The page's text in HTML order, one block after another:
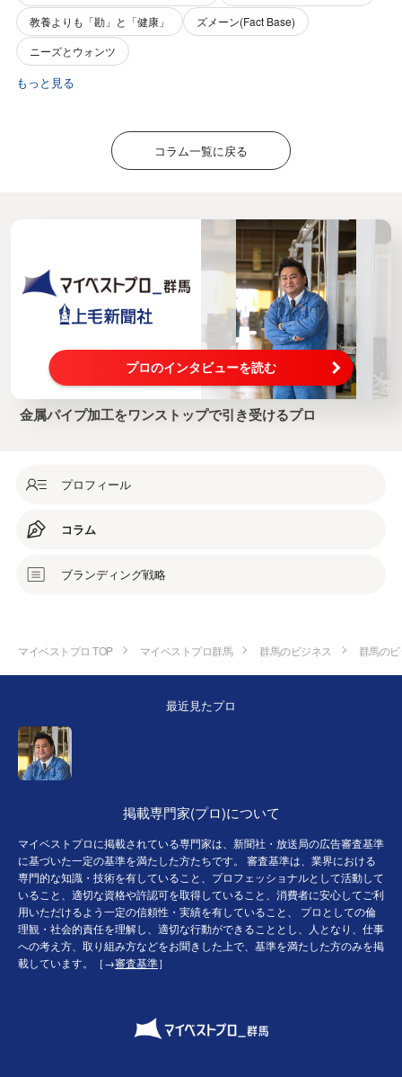
教養よりも「勘」と「健康」
ズメーン(Fact Base)
ニーズとウォンツ
もっと見る
コラム一覧に戻る
プロのインタビューを読む
金属パイプ加工をワンストップで引き受けるプロ
プロフィール
コラム
ブランディング戦略
マイベストプロ TOP マイベストプロ群馬 群馬のビジネス 群馬の
最近見たプロ
掲載専門家(プロ)について
マイベストプロに掲載されている専門家は、新聞社・放送局の広告審査基準
に基づいた一定の基準を満たした方たちです。 審査基準は、業界における
専門的な知識・技術を有していること、プロフェッショナルとして活動して
いること、適切な資格や許認可を取得していること、消費者に安心してご利
用いただけるよう一定の信頼性・実績を有していること、 プロとしての倫
理観・社会的責任を理解し、適切な行動ができることとし、人となり、仕事
への考え方、取り組み方などをお聞きした上で、基準を満たした方のみを掲
載しています。［→審査基準］